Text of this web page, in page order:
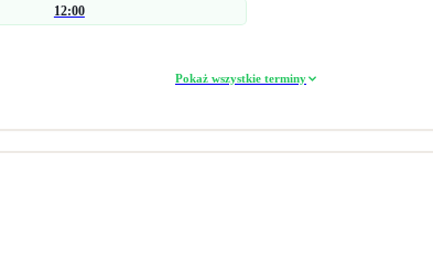
12:00
Pokaż wszystkie terminy